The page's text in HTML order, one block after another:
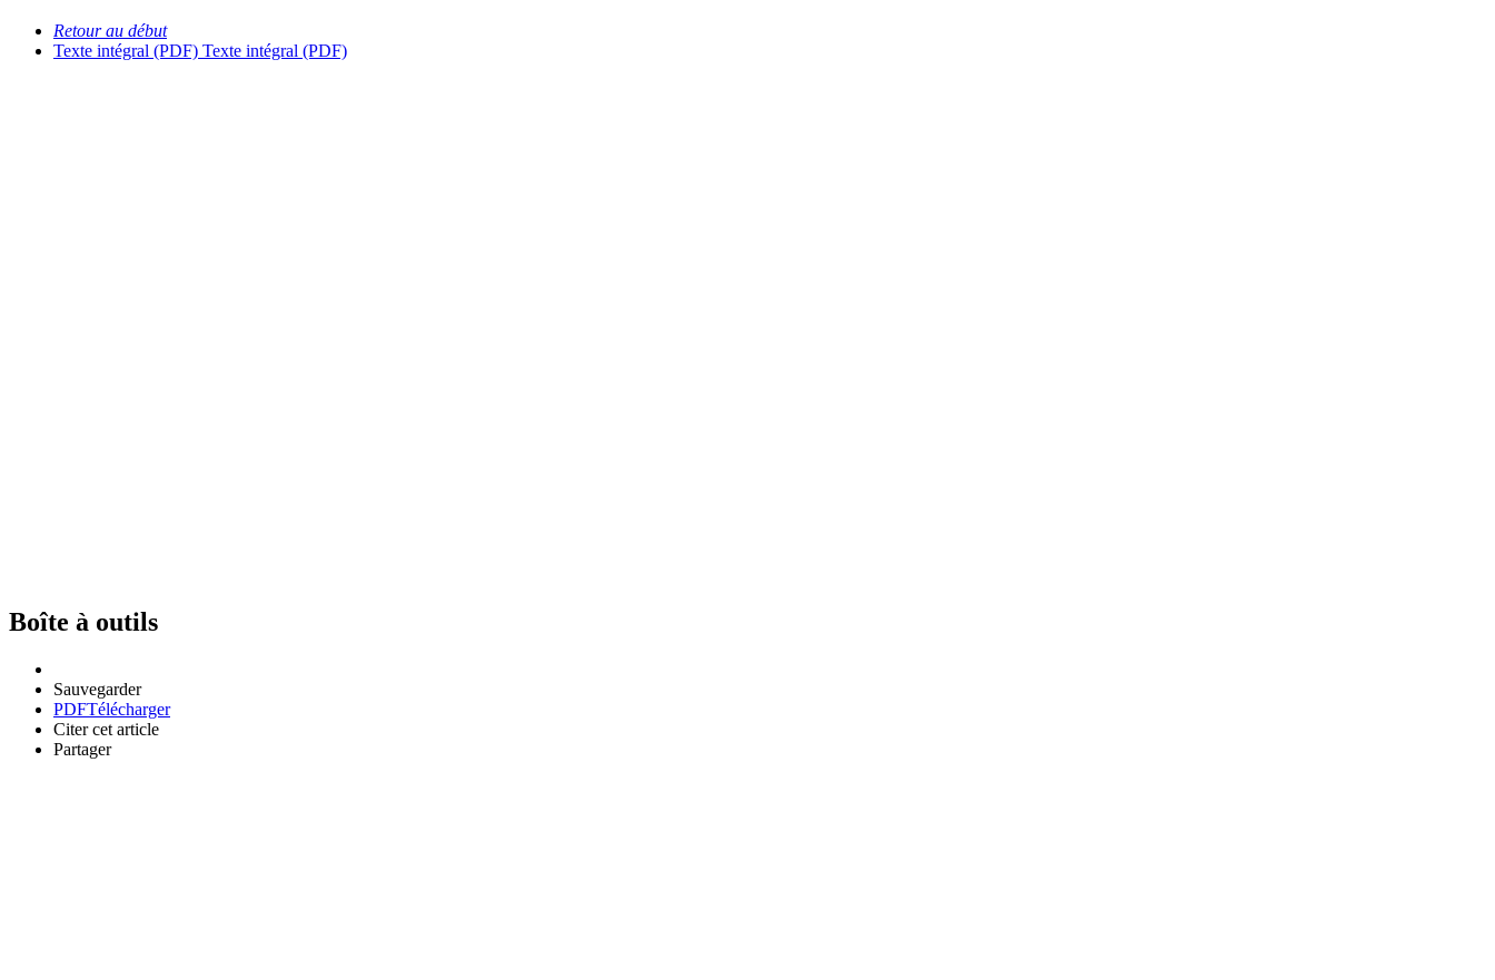
Retour au début
Texte intégral (PDF) Texte intégral (PDF)
Boîte à outils
Sauvegarder
PDFTélécharger
Citer cet article
Partager